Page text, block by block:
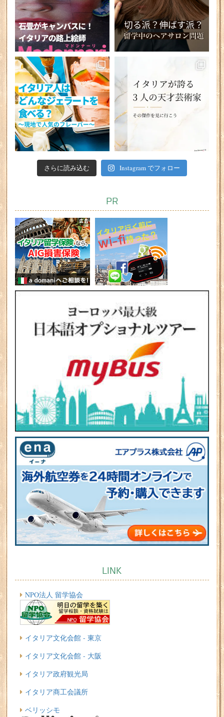
さらに読み込む Instagram でフォロー
PR
LINK
NPO法人 留学協会
イタリア文化会館 - 東京
イタリア文化会館 - 大阪
イタリア政府観光局
イタリア商工会議所
ベリッシモ